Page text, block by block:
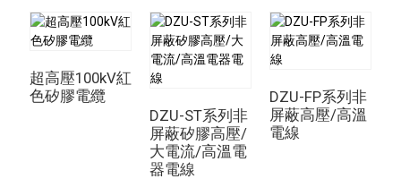
超高壓100kV紅
色矽膠電纜
DZU-ST系列非
屏蔽矽膠高壓/
大電流/高溫電
器電線
DZU-FP系列非
屏蔽高壓/高溫
電線